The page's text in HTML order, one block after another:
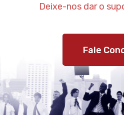
Deixe-nos dar o
Fale